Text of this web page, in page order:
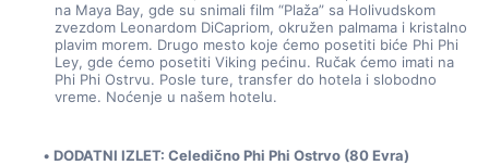
na Maya Bay, gde su snimali film “Plaža” sa Holivudskom
zvezdom Leonardom DiCapriom, okružen palmama i kristalno
plavim morem. Drugo mesto koje ćemo posetiti biće Phi Phi
Ley, gde ćemo posetiti Viking pećinu. Ručak ćemo imati na
Phi Phi Ostrvu. Posle ture, transfer do hotela i slobodno
vreme. Noćenje u našem hotelu.
DODATNI IZLET: Celedično Phi Phi Ostrvo (80 Evra)